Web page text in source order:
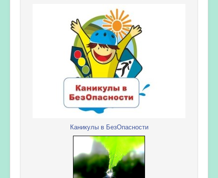
Каникулы в БезОпасности